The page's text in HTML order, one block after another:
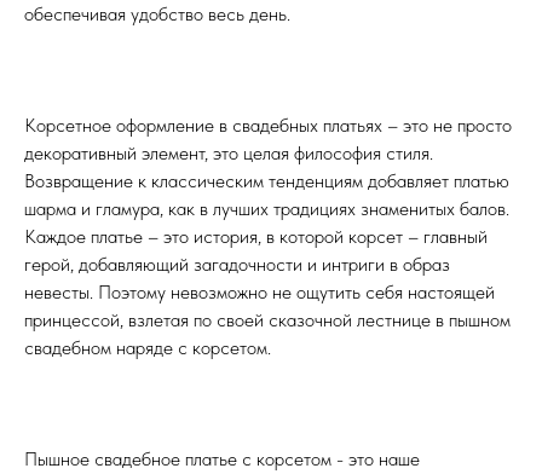
обеспечивая удобство весь день.
Корсетное оформление в свадебных платьях – это не просто
декоративный элемент, это целая философия стиля.
Возвращение к классическим тенденциям добавляет платью
шарма и гламура, как в лучших традициях знаменитых балов.
Каждое платье – это история, в которой корсет – главный
герой, добавляющий загадочности и интриги в образ
невесты. Поэтому невозможно не ощутить себя настоящей
принцессой, взлетая по своей сказочной лестнице в пышном
свадебном наряде с корсетом.
Пышное свадебное платье с корсетом - это наше